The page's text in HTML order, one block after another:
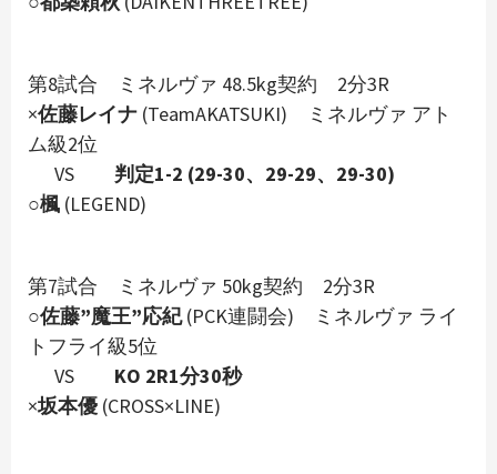
第8試合 ミネルヴァ 48.5kg契約 2分3R
×佐藤レイナ (TeamAKATSUKI) ミネルヴァ アト
ム級2位
VS 判定1-2 (29-30、29-29、29-30)
○楓 (LEGEND)
第7試合 ミネルヴァ 50kg契約 2分3R
○佐藤”魔王”応紀(PCK連闘会) ミネルヴァ ライ
トフライ級5位
VS KO 2R1分30秒
×坂本優 (CROSS×LINE)